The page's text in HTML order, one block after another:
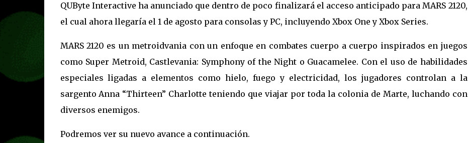
QUByte Interactive ha anunciado que dentro de poco finalizará el acceso anticipado para MARS 2120,
el cual ahora llegaría el 1 de agosto para consolas y PC, incluyendo Xbox One y Xbox Series.
MARS 2120 es un metroidvania con un enfoque en combates cuerpo a cuerpo inspirados en juegos
como Super Metroid, Castlevania: Symphony of the Night o Guacamelee. Con el uso de habilidades
especiales ligadas a elementos como hielo, fuego y electricidad, los jugadores controlan a la
sargento Anna “Thirteen” Charlotte teniendo que viajar por toda la colonia de Marte, luchando con
diversos enemigos.
Podremos ver su nuevo avance a continuación.